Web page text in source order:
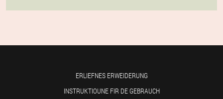
ERLIEFNES ERWEIDERUNG
INSTRUKTIOUNE FIR DE GEBRAUCH